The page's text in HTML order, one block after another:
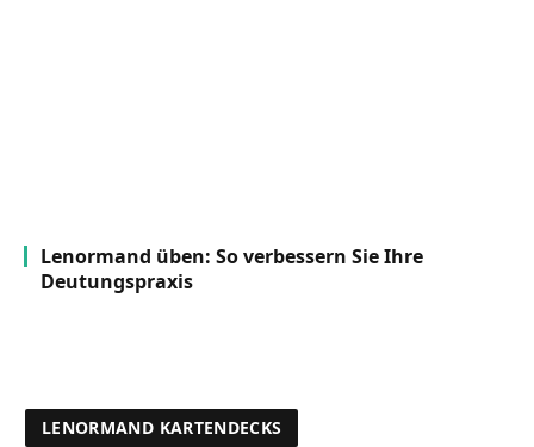
Lenormand üben: So verbessern Sie Ihre
Deutungspraxis
LENORMAND KARTENDECKS